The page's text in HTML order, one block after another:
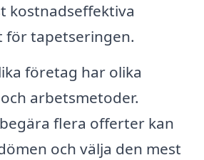
kostnadseffektiva
för tapetseringen.
företag har olika
arbetsmetoder.
flera offerter kan
och välja den mest